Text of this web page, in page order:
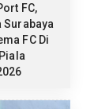
FC,
Surabaya
FC Di